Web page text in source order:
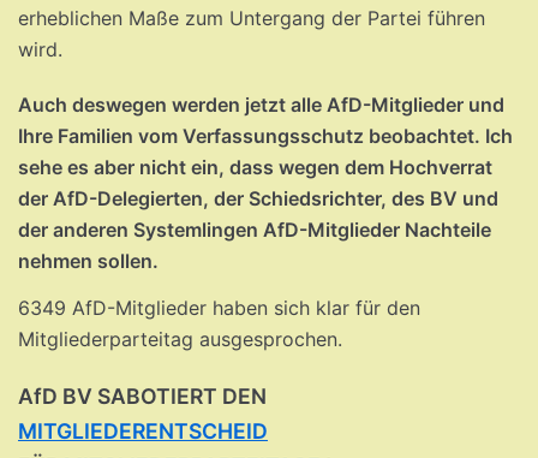
erheblichen Maße zum Untergang der Partei führen
wird.
Auch deswegen werden jetzt alle AfD-Mitglieder und
Ihre Familien vom Verfassungsschutz beobachtet. Ich
sehe es aber nicht ein, dass wegen dem Hochverrat
der AfD-Delegierten, der Schiedsrichter, des BV und
der anderen Systemlingen AfD-Mitglieder Nachteile
nehmen sollen.
6349 AfD-Mitglieder haben sich klar für den
Mitgliederparteitag ausgesprochen.
AfD BV​ SABOTIERT DEN
MITGLIEDERENTSCHEID